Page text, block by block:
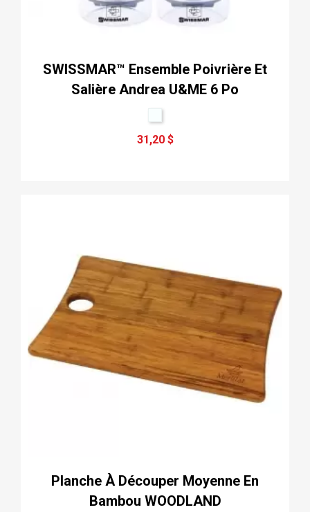
SWISSMAR™ Ensemble Poivrière Et
Salière Andrea U&ME 6 Po
31,20 $
Planche À Découper Moyenne En
Bambou WOODLAND